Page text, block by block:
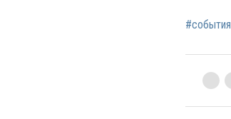
#события